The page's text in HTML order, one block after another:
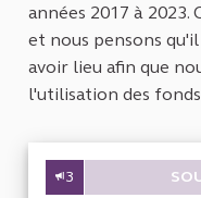
années 2017 à
et nous pensons
avoir lieu afin que
l'utilisation des
3